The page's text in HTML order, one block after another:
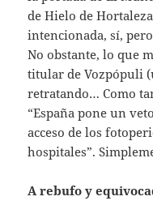
de Hielo de
intencionada, sí,
No obstante, lo que
titular de Vozpópuli
retratando… Como
“España pone un
acceso de los
hospitales”.
A rebufo y